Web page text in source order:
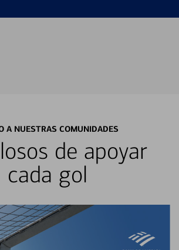
A NUESTRAS COMUNIDADES
de apoyar
cada gol